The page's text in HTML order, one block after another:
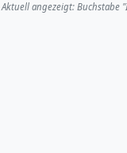
Aktuell angezeigt: Buchstabe